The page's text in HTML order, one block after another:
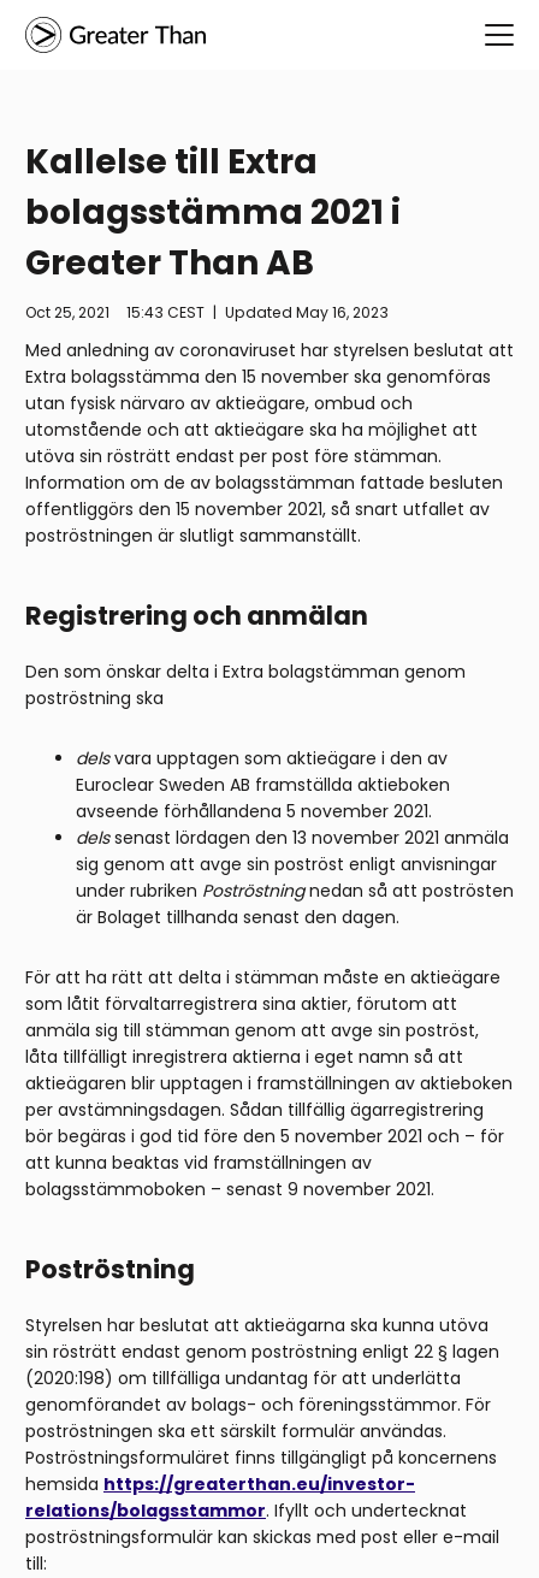
Kallelse till Extra
bolagsstämma 2021 i
Greater Than AB
Oct 25, 2021 15:43 CEST | Updated May 16, 2023
Med anledning av coronaviruset har styrelsen beslutat att
Extra bolagsstämma den 15 november ska genomföras
utan fysisk närvaro av aktieägare, ombud och
utomstående och att aktieägare ska ha möjlighet att
utöva sin rösträtt endast per post före stämman.
Information om de av bolagsstämman fattade besluten
offentliggörs den 15 november 2021, så snart utfallet av
poströstningen är slutligt sammanställt.
Registrering och anmälan
Den som önskar delta i Extra bolagstämman genom
poströstning ska
delsvara upptagen som aktieägare i den av
Euroclear Sweden AB framställda aktieboken
avseende förhållandena 5 november 2021.
delssenast lördagen den 13 november 2021 anmäla
sig genom att avge sin poströst enligt anvisningar
under rubriken Poströstningnedan så att poströsten
är Bolaget tillhanda senast den dagen.
För att ha rätt att delta i stämman måste en aktieägare
som låtit förvaltarregistrera sina aktier, förutom att
anmäla sig till stämman genom att avge sin poströst,
låta tillfälligt inregistrera aktierna i eget namn så att
aktieägaren blir upptagen i framställningen av aktieboken
per avstämningsdagen. Sådan tillfällig ägarregistrering
bör begäras i god tid före den 5 november 2021 och – för
att kunna beaktas vid framställningen av
bolagsstämmoboken – senast 9 november 2021.
Poströstning
Styrelsen har beslutat att aktieägarna ska kunna utöva
sin rösträtt endast genom poströstning enligt 22 § lagen
(2020:198) om tillfälliga undantag för att underlätta
genomförandet av bolags- och föreningsstämmor. För
poströstningen ska ett särskilt formulär användas.
Poströstningsformuläret finns tillgängligt på koncernens
hemsida https://greaterthan.eu/investor-
relations/bolagsstammor. Ifyllt och undertecknat
poströstningsformulär kan skickas med post eller e-mail
till: